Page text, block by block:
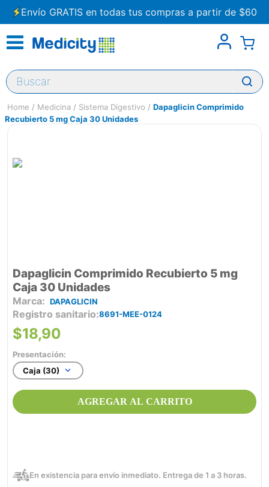
Envío GRATIS en todas tus compras a partir de $60
Buscar
Medicina Sistema Digestivo
Dapaglicin Comprimido
Recubierto 5 mg Caja 30 Unidades
Dapaglicin Comprimido Recubierto 5 mg
Caja 30 Unidades
DAPAGLICIN
Registro sanitario 8691-MEE-0124
$18,90
Presentación:
Caja (30)
AGREGAR AL CARRITO
En existencia para envío inmediato. Entrega de 1 a 3 horas.